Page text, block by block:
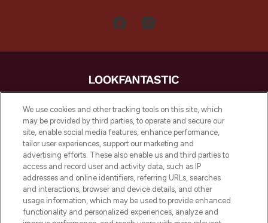
LOOKFANTASTIC is de ultieme online
beautybestemming van Europa, met de
beste huidverzorging, haarproducten en
make-up van meer dan 200 topmerken.
Shop online of via de app, met gratis
verzending vanaf €40.
Cookie-toestemming
Do Not Sell or Share My Personal
We use cookies and other tracking tools on this site, which
may be provided by third parties, to operate and secure our
site, enable social media features, enhance performance,
tailor user experiences, support our marketing and
advertising efforts. These also enable us and third parties to
access and record user and activity data, such as IP
addresses and online identifiers, referring URLs, searches
and interactions, browser and device details, and other
usage information, which may be used to provide enhanced
functionality and personalized experiences, analyze and